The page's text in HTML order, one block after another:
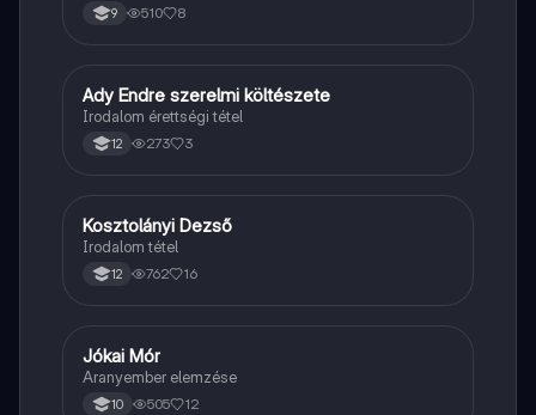
9 510 8
Magyar
Ady Endre szerelmi költészete
Irodalom érettségi tétel
12 273 3
Magyar
Kosztolányi Dezső
Irodalom tétel
12 762 16
Magyar
Jókai Mór
Aranyember elemzése
10 505 12